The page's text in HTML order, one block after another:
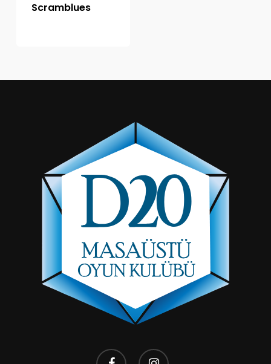
Scramblues
facebook instagram